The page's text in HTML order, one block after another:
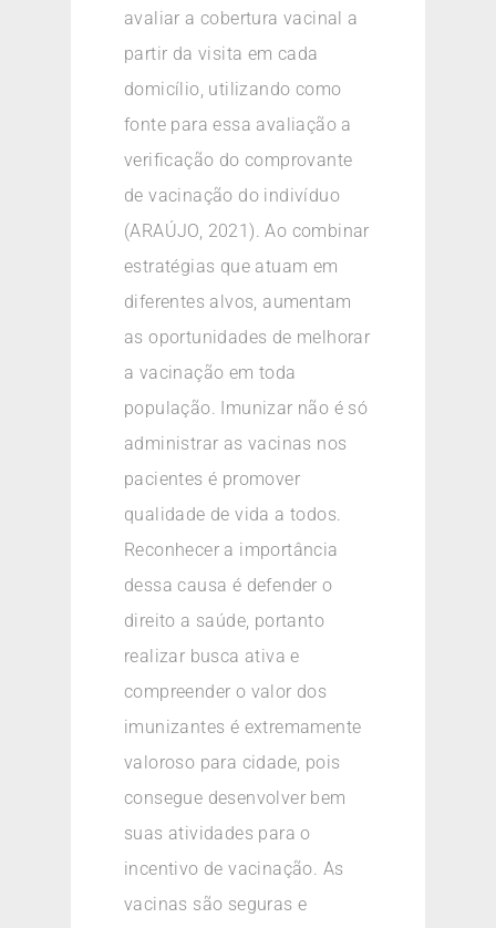
avaliar a cobertura vacinal a
partir da visita em cada
domicílio, utilizando como
fonte para essa avaliação a
verificação do comprovante
de vacinação do indivíduo
(ARAÚJO, 2021). Ao combinar
estratégias que atuam em
diferentes alvos, aumentam
as oportunidades de melhorar
a vacinação em toda
população. Imunizar não é só
administrar as vacinas nos
pacientes é promover
qualidade de vida a todos.
Reconhecer a importância
dessa causa é defender o
direito a saúde, portanto
realizar busca ativa e
compreender o valor dos
imunizantes é extremamente
valoroso para cidade, pois
consegue desenvolver bem
suas atividades para o
incentivo de vacinação. As
vacinas são seguras e